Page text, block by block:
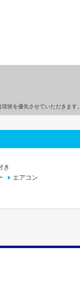
状を優先させていただきます。
き
エアコン